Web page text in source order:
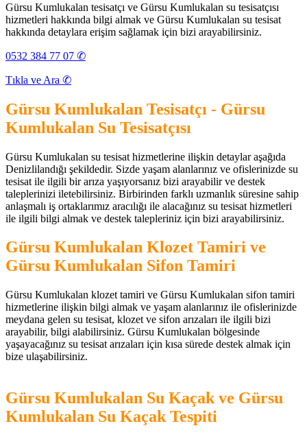
Gürsu Kumlukalan tesisatçı ve Gürsu Kumlukalan su tesisatçısı
hizmetleri hakkında bilgi almak ve Gürsu Kumlukalan su tesisat
hakkında detaylara erişim sağlamak için bizi arayabilirsiniz.
0532 384 77 07 ✆
Tıkla ve Ara ✆
Gürsu Kumlukalan Tesisatçı - Gürsu
Kumlukalan Su Tesisatçısı
Gürsu Kumlukalan su tesisat hizmetlerine ilişkin detaylar aşağıda
Denizlilandığı şekildedir. Sizde yaşam alanlarınız ve ofislerinizde su
tesisat ile ilgili bir arıza yaşıyorsanız bizi arayabilir ve destek
taleplerinizi iletebilirsiniz. Birbirinden farklı uzmanlık süresine sahip
anlaşmalı iş ortaklarımız aracılığı ile alacağınız su tesisat hizmetleri
ile ilgili bilgi almak ve destek talepleriniz için bizi arayabilirsiniz.
Gürsu Kumlukalan Klozet Tamiri ve
Gürsu Kumlukalan Sifon Tamiri
Gürsu Kumlukalan klozet tamiri ve Gürsu Kumlukalan sifon tamiri
hizmetlerine ilişkin bilgi almak ve yaşam alanlarınız ile ofislerinizde
meydana gelen su tesisat, klozet ve sifon arızaları ile ilgili bizi
arayabilir, bilgi alabilirsiniz. Gürsu Kumlukalan bölgesinde
yaşayacağınız su tesisat arızaları için kısa sürede destek almak için
bize ulaşabilirsiniz.
Gürsu Kumlukalan Su Kaçak ve Gürsu
Kumlukalan Su Kaçak Tespiti